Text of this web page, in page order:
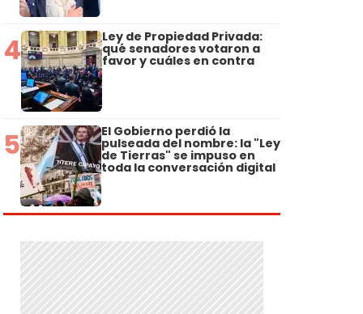
4 Ley de Propiedad Privada:
qué senadores votaron a
favor y cuáles en contra
5 El Gobierno perdió la
pulseada del nombre: la "Ley
de Tierras" se impuso en
toda la conversación digital